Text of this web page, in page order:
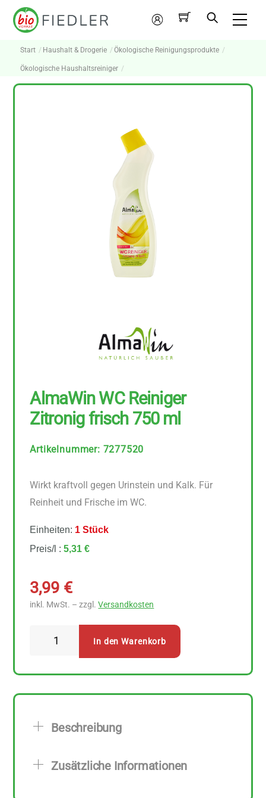
Skip
Mein
Konto
Start Haushalt & Drogerie Ökologische Reinigungsprodukte
Ökologische Haushaltsreiniger
AlmaWin WC Reiniger
Zitronig frisch 750 ml
Artikelnummer: 7277520
Wirkt kraftvoll gegen Urinstein und Kalk. Für
Reinheit und Frische im WC.
Einheiten: 1 Stück
Preis/l :5,31 €
3,99 €
inkl. MwSt. – zzgl.Versandkosten
750
In den Warenkorb
Beschreibung
Zusätzliche Informationen